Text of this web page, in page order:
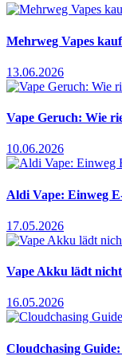
Mehrweg Vapes
13.06.2026
Vape Geruch: Wie
10.06.2026
Aldi Vape: Einweg
17.05.2026
Vape Akku lädt
16.05.2026
Cloudchasing